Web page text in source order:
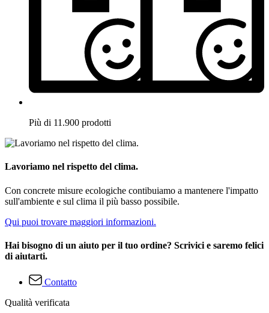
Più di 11.900 prodotti
Lavoriamo nel rispetto del clima.
Con concrete misure ecologiche contibuiamo a mantenere l'impatto
sull'ambiente e sul clima il più basso possibile.
Qui puoi trovare maggiori informazioni.
Hai bisogno di un aiuto per il tuo ordine? Scrivici e saremo felici
di aiutarti.
Contatto
Qualità verificata